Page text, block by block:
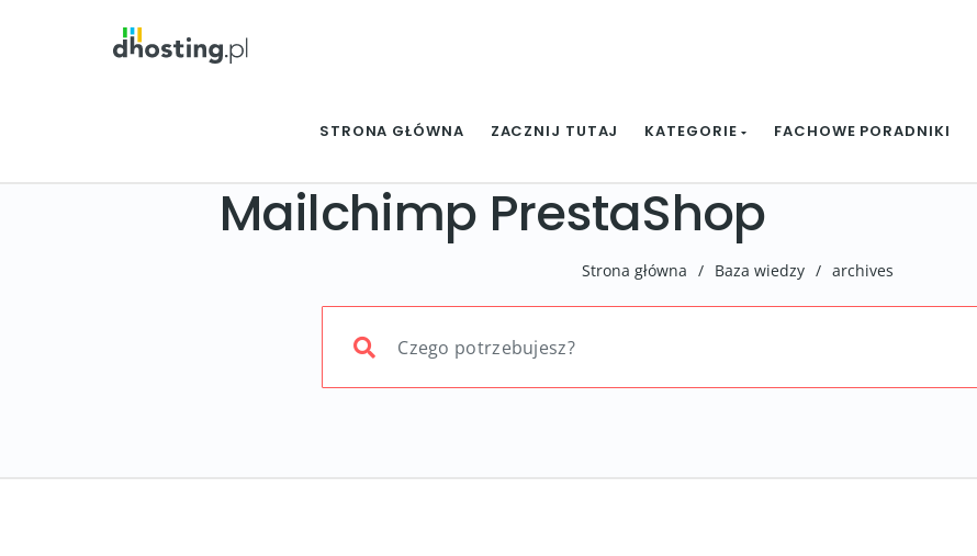
STRONA GŁÓWNA ZACZNIJ TUTAJ KATEGORIE FACHOWE PORADNIKI
Mailchimp PrestaShop
Strona główna / Baza wiedzy / archives